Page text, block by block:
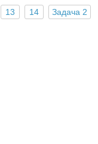
13 14 Задача 2